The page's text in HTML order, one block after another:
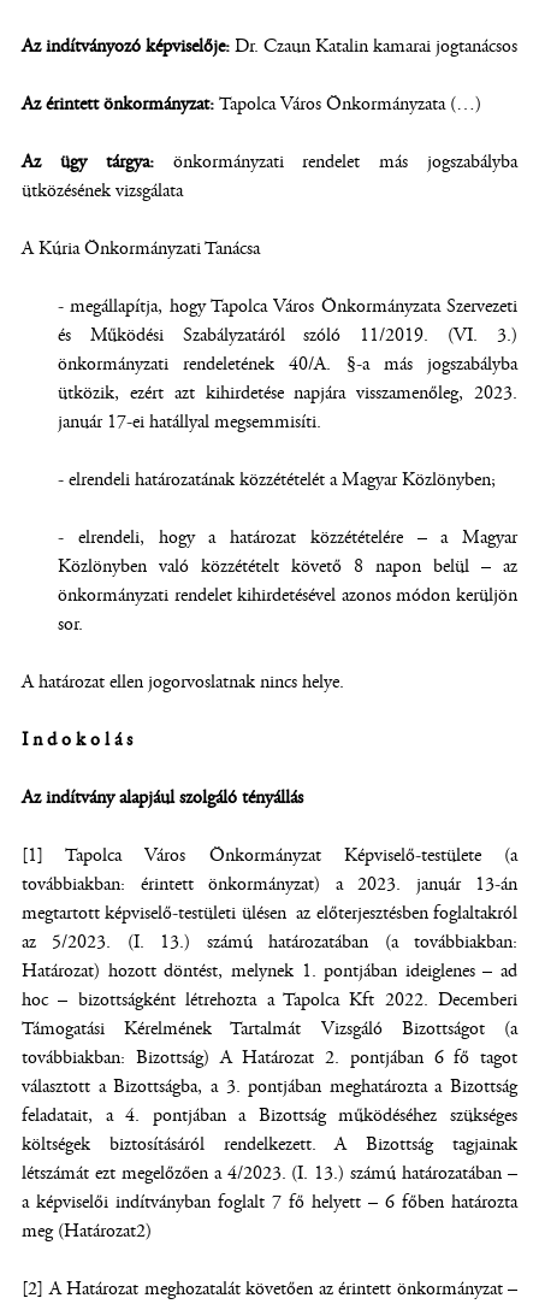
Az indítványozó képviselője:Dr. Czaun Katalin kamarai jogtanácsos
Az érintett önkormányzat:Tapolca Város Önkormányzata (…)
Az ügy tárgya:önkormányzati rendelet más jogszabályba
ütközésének vizsgálata
A Kúria Önkormányzati Tanácsa
- megállapítja, hogy Tapolca Város Önkormányzata Szervezeti
és Működési Szabályzatáról szóló 11/2019. (VI. 3.)
önkormányzati rendeletének 40/A. §-a más jogszabályba
ütközik, ezért azt kihirdetése napjára visszamenőleg, 2023.
január 17-ei hatállyal megsemmisíti.
- elrendeli határozatának közzétételét a Magyar Közlönyben;
- elrendeli, hogy a határozat közzétételére – a Magyar
Közlönyben való közzétételt követő 8 napon belül – az
önkormányzati rendelet kihirdetésével azonos módon kerüljön
sor.
A határozat ellen jogorvoslatnak nincs helye.
Indokolás
Az indítvány alapjául szolgáló tényállás
[1] Tapolca Város Önkormányzat Képviselő-testülete (a
továbbiakban: érintett önkormányzat) a 2023. január 13-án
megtartott képviselő-testületi ülésen az előterjesztésben foglaltakról
az 5/2023. (I. 13.) számú határozatában (a továbbiakban:
Határozat) hozott döntést, melynek 1. pontjában ideiglenes – ad
hoc – bizottságként létrehozta a Tapolca Kft 2022. Decemberi
Támogatási Kérelmének Tartalmát Vizsgáló Bizottságot (a
továbbiakban: Bizottság) A Határozat 2. pontjában 6 fő tagot
választott a Bizottságba, a 3. pontjában meghatározta a Bizottság
feladatait, a 4. pontjában a Bizottság működéséhez szükséges
költségek biztosításáról rendelkezett. A Bizottság tagjainak
létszámát ezt megelőzően a 4/2023. (I. 13.) számú határozatában –
a képviselői indítványban foglalt 7 fő helyett – 6 főben határozta
meg (Határozat2)
[2] A Határozat meghozatalát követően az érintett önkormányzat –